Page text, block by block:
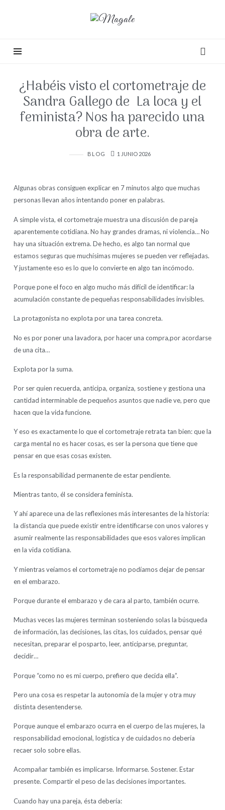
Magale
¿Habéis visto el cortometraje de
Sandra Gallego de La loca y el
feminista? Nos ha parecido una
obra de arte.
BLOG 1 JUNIO 2026
Algunas obras consiguen explicar en 7 minutos algo que muchas
personas llevan años intentando poner en palabras.
A simple vista, el cortometraje muestra una discusión de pareja
aparentemente cotidiana. No hay grandes dramas, ni violencia… No
hay una situación extrema. De hecho, es algo tan normal que
estamos seguras que muchísimas mujeres se pueden ver reflejadas.
Y justamente eso es lo que lo convierte en algo tan incómodo.
Porque pone el foco en algo mucho más difícil de identificar: la
acumulación constante de pequeñas responsabilidades invisibles.
La protagonista no explota por una tarea concreta.
No es por poner una lavadora, por hacer una compra,por acordarse
de una cita…
Explota por la suma.
Por ser quien recuerda, anticipa, organiza, sostiene y gestiona una
cantidad interminable de pequeños asuntos que nadie ve, pero que
hacen que la vida funcione.
Y eso es exactamente lo que el cortometraje retrata tan bien: que la
carga mental no es hacer cosas, es ser la persona que tiene que
pensar en que esas cosas existen.
Es la responsabilidad permanente de estar pendiente.
Mientras tanto, él se considera feminista.
Y ahí aparece una de las reflexiones más interesantes de la historia:
la distancia que puede existir entre identificarse con unos valores y
asumir realmente las responsabilidades que esos valores implican
en la vida cotidiana.
Y mientras veíamos el cortometraje no podíamos dejar de pensar
en el embarazo.
Porque durante el embarazo y de cara al parto, también ocurre.
Muchas veces las mujeres terminan sosteniendo solas la búsqueda
de información, las decisiones, las citas, los cuidados, pensar qué
necesitan, preparar el posparto, leer, anticiparse, preguntar,
decidir…
Porque “como no es mi cuerpo, prefiero que decida ella”.
Pero una cosa es respetar la autonomía de la mujer y otra muy
distinta desentenderse.
Porque aunque el embarazo ocurra en el cuerpo de las mujeres, la
responsabilidad emocional, logística y de cuidados no debería
recaer solo sobre ellas.
Acompañar también es implicarse. Informarse. Sostener. Estar
presente. Compartir el peso de las decisiones importantes.
Cuando hay una pareja, ésta debería: